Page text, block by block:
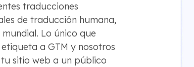
traducciones
de traducción humana,
Lo único que
a GTM y nosotros
sitio web a un público